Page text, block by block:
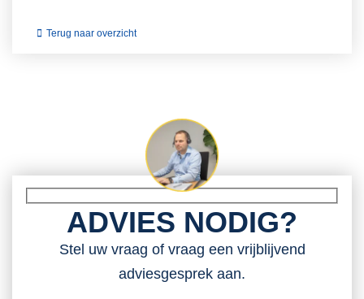
Terug naar overzicht
ADVIES NODIG?
Stel uw vraag of vraag een vrijblijvend
adviesgesprek aan.